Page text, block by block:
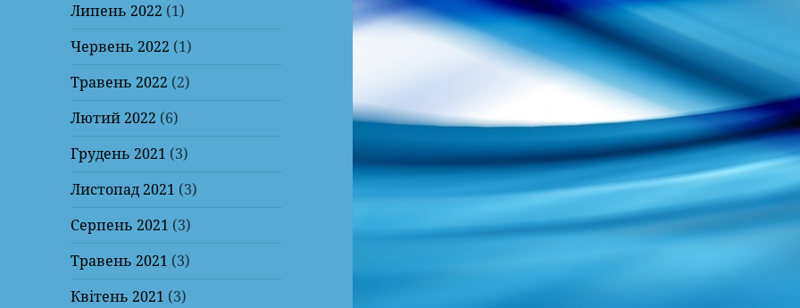
Липень 2022 (1)
Червень 2022 (1)
Травень 2022 (2)
Лютий 2022 (6)
Грудень 2021 (3)
Листопад 2021 (3)
Серпень 2021 (3)
Травень 2021 (3)
Квітень 2021 (3)